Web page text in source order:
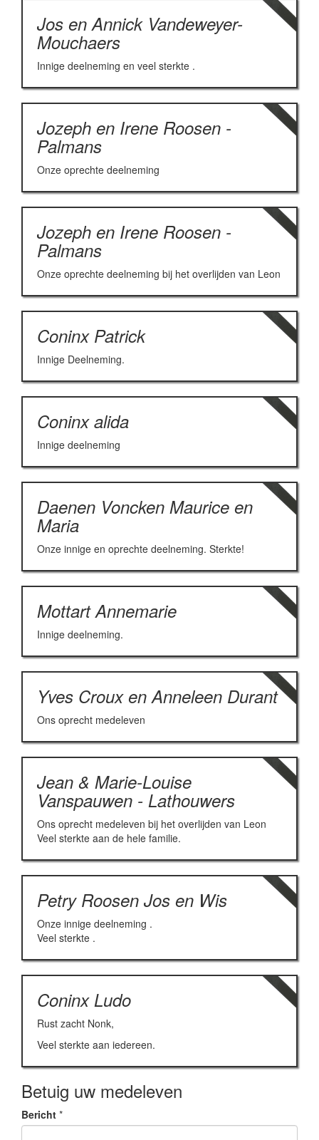
Jos en Annick Vandeweyer-
Mouchaers
Innige deelneming en veel sterkte .
Jozeph en Irene Roosen -
Palmans
Onze oprechte deelneming
Jozeph en Irene Roosen -
Palmans
Onze oprechte deelneming bij het overlijden van Leon
Coninx Patrick
Innige Deelneming.
Coninx alida
Innige deelneming
Daenen Voncken Maurice en
Maria
Onze innige en oprechte deelneming. Sterkte!
Mottart Annemarie
Innige deelneming.
Yves Croux en Anneleen Durant
Ons oprecht medeleven
Jean & Marie-Louise
Vanspauwen - Lathouwers
Ons oprecht medeleven bij het overlijden van Leon
Veel sterkte aan de hele familie.
Petry Roosen Jos en Wis
Onze innige deelneming .
Veel sterkte .
Coninx Ludo
Rust zacht Nonk,
Veel sterkte aan iedereen.
Betuig uw medeleven
Bericht *